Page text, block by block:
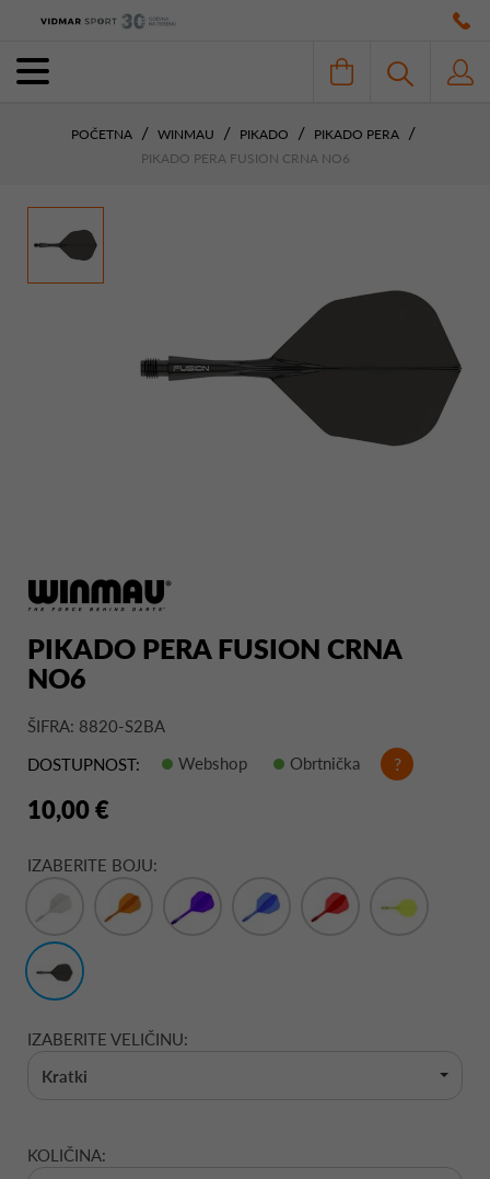
POČETNA WINMAU PIKADO
PIKADO PERA
PIKADO PERA FUSION CRNA NO6
PIKADO PERA FUSION CRNA
NO6
ŠIFRA: 8820-S2BA
DOSTUPNOST:
Webshop Obrtnička ?
10,00 €
IZABERITE BOJU:
IZABERITE VELIČINU:
Kratki
KOLIČINA: